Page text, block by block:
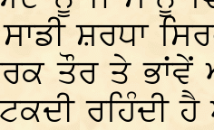
ਸ਼ਰਧਾ
ਤੌਰ ਤੇ
ਰਹਿੰਦੀ